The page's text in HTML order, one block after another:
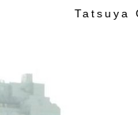
Tatsuya